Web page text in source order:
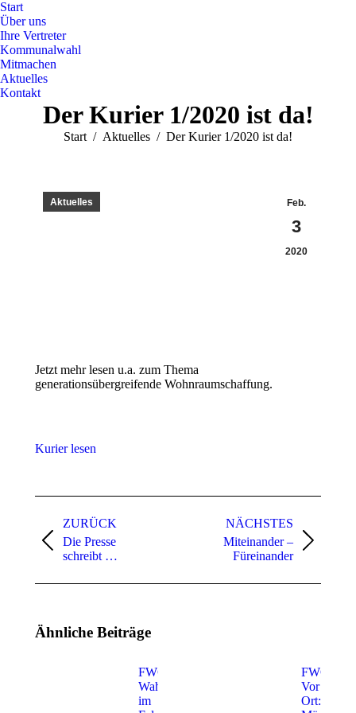
Start
Über uns
Ihre Vertreter
Kommunalwahl
Mitmachen
Aktuelles
Kontakt
Der Kurier 1/2020 ist da!
Sie befinden sich hier:
Start Aktuelles Der Kurier 1/2020 ist da!
Feb.
3
2020
Aktuelles
Jetzt mehr lesen u.a. zum Thema
generationsübergreifende Wohnraumschaffung.
Kurier lesen
ZURÜCK
Vorheriger
Beitrag:
Die Presse
schreibt …
NÄCHSTES
Nächster
Beitrag:
Miteinander –
Füreinander
Ähnliche Beiträge
FWG –
Wahlparty
im
FWG –
Vor
Ort: 14.